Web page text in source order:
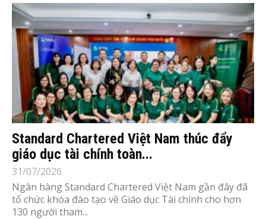
Standard Chartered Việt Nam thúc đẩy
giáo dục tài chính toàn...
31/07/2026
Ngân hàng Standard Chartered Việt Nam gần đây đã
tổ chức khóa đào tạo về Giáo dục Tài chính cho hơn
130 người tham...